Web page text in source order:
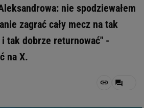
nie spodziewałem
zagrać cały mecz na tak
tak dobrze returnować" -
na X.